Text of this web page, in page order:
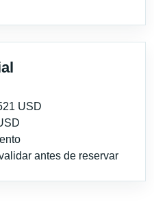
USD
antes de reservar